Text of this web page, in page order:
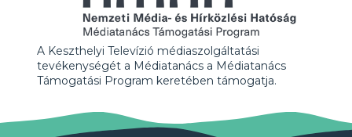
A Keszthelyi Televízió médiaszolgáltatási
tevékenységét a Médiatanács a Médiatanács
Támogatási Program keretében támogatja.